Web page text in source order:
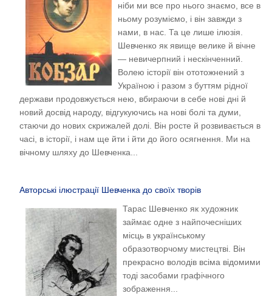
ніби ми все про нього знаємо, все в
ньому розуміємо, і він завжди з
нами, в нас. Та це лише ілюзія.
Шевченко як явище велике й вічне
— невичерпний і нескінченний.
Волею історії він ототожнений з
Україною і разом з буттям рідної
держави продовжується нею, вбираючи в себе нові дні й
новий досвід народу, відгукуючись на нові болі та думи,
стаючи до нових скрижалей долі. Він росте й розвивається в
часі, в історії, і нам ще йти і йти до його осягнення. Ми на
вічному шляху до Шевченка...
Авторські ілюстрації Шевченка до своїх творів
Тарас Шевченко як художник
займає одне з найпочесніших
місць в українському
образотворчому мистецтві. Він
прекрасно володів всіма відомими
тоді засобами графічного
зображення...